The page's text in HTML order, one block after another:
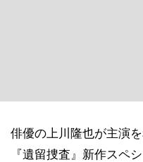
俳優の上川隆也が主演
『遺留捜査』新作スペ